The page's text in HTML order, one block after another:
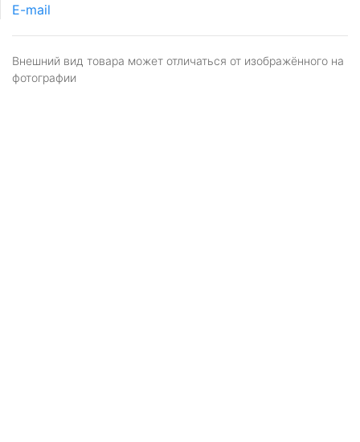
E-mail
Внешний вид товара может отличаться от изображённого на
фотографии